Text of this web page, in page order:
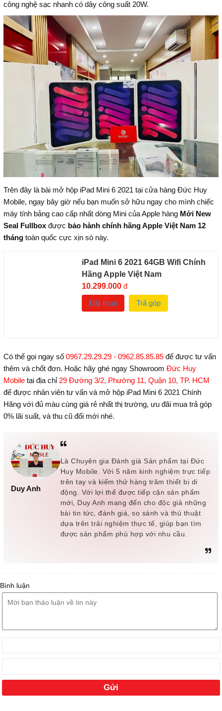
công nghệ sạc nhanh có dây công suất 20W.
Trên đây là bài mở hộp iPad Mini 6 2021 tại cửa hàng Đức Huy
Mobile, ngay bây giờ nếu bạn muốn sở hữu ngay cho mình chiếc
máy tính bảng cao cấp nhất dòng Mini của Apple hàng Mới New
Seal Fullboxđược bảo hành chính hãng Apple Việt Nam 12
thángtoàn quốc cực xịn sò này.
iPad Mini 6 2021 64GB Wifi Chính
Hãng Apple Việt Nam
10.299.000đ
Đặt mua
Trả góp
Có thể gọi ngay số 0967.29.29.29 - 0962.85.85.85để được tư vấn
thêm và chốt đơn. Hoặc hãy ghé ngay Showroom Đức Huy
Mobiletại địa chỉ 29 Đường 3/2, Phường 11, Quận 10, TP. HCM
để được nhân viên tư vấn và mở hộp iPad Mini 6 2021 Chính
Hãng với đủ màu cùng giá rẻ nhất thị trường, ưu đãi mua trả góp
0% lãi suất, và thu cũ đổi mới nhé.
Duy Anh
Là Chuyên gia Đánh giá Sản phẩm tại Đức
Huy Mobile. Với 5 năm kinh nghiệm trực tiếp
trên tay và kiểm thử hàng trăm thiết bị di
động. Với lợi thế được tiếp cận sản phẩm
mới, Duy Anh mang đến cho độc giả những
bài tin tức, đánh giá, so sánh và thủ thuật
dựa trên trải nghiệm thực tế, giúp bạn tìm
được sản phẩm phù hợp với nhu cầu.
Bình luận